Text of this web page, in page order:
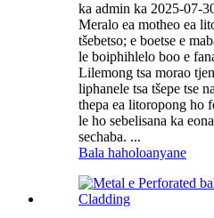
ka admin ka 2025-07-
Meralo ea motheo ea
tšebetso; e boetse e
le boiphihlelo boo e
Lilemong tsa morao
liphanele tsa tšepe tse
thepa ea litoropong ho
le ho sebelisana ka
sechaba. ...
Bala haholoanyane